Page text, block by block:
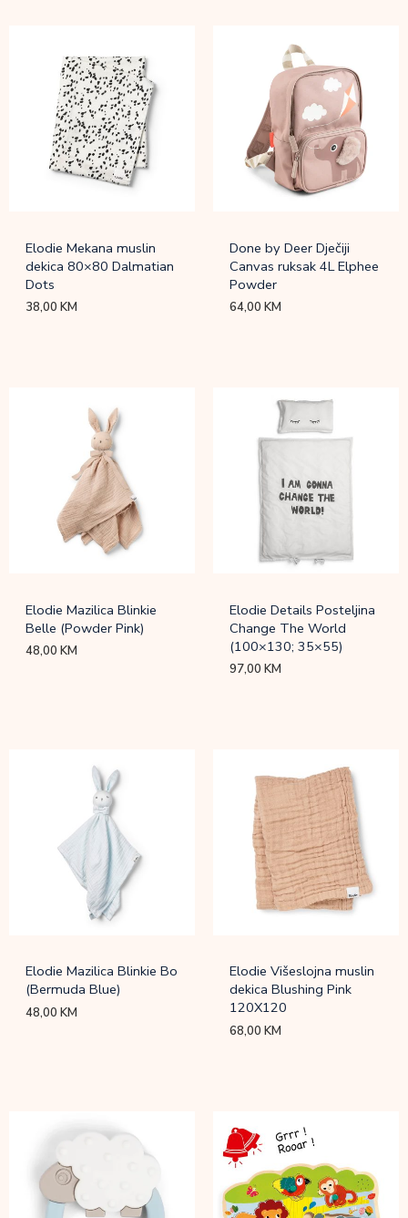
Elodie Mekana muslin
dekica 80×80 Dalmatian
Dots
38,00KM
Done by Deer Dječiji
Canvas ruksak 4L Elphee
Powder
64,00KM
Elodie Mazilica Blinkie
Belle (Powder Pink)
48,00KM
Elodie Details Posteljina
Change The World
(100×130; 35×55)
97,00KM
Elodie Mazilica Blinkie Bo
(Bermuda Blue)
48,00KM
Elodie Višeslojna muslin
dekica Blushing Pink
120X120
68,00KM